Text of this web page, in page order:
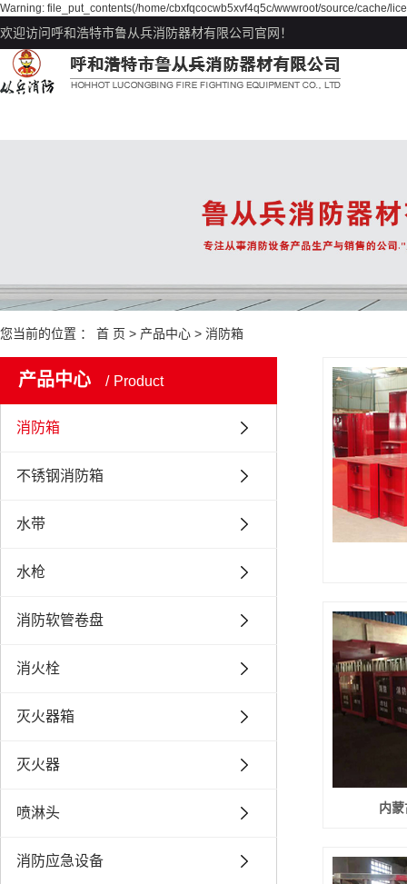
Warning: file_put_contents(/home/cbxfqcocwb5xvf4q5c/wwwroot/source/cache/
欢迎访问呼和浩特市鲁从兵消防器材有限公司官网！
您当前的位置 ： 首 页 > 产品中心 > 消防箱
产品中心 Product
消防箱
不锈钢消防箱
水带
水枪
消防软管卷盘
消火栓
灭火器箱
灭火器
喷淋头
消防应急设备
内